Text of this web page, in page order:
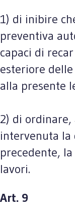
1) di inibire
preventiva
capaci di
esteriore
alla presente
2) di ordinare,
intervenuta
precedente,
lavori.
Art. 9